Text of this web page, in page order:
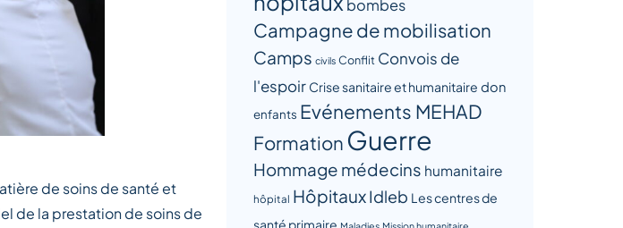
de soins de santé et
de la prestation de soins de
bombes
Campagne de mobilisation
Camps civils Conflit Convois de
l'espoir Crise sanitaire et humanitaire don
enfants Evénements MEHAD
Formation Guerre
Hommage médecins humanitaire
hôpital HôpitauxIdleb Les centres de
santé primaire